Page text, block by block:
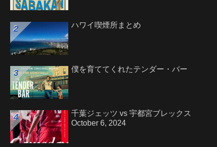
ハワイ喫煙所まとめ
僕を育ててくれたテンダー・バー
千葉ジェッツ vs 宇都宮ブレックス
October 6, 2024